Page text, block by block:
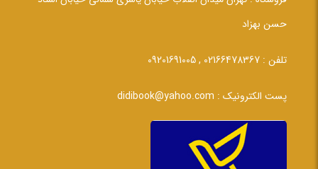
حسن بهزاد
تلفن : 02166478367 , 09201691005
پست الکترونیک : didibook@yahoo.com